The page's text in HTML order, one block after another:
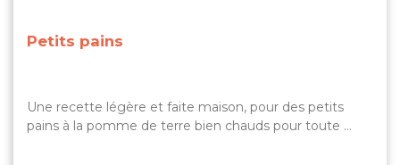
Petits pains
Une recette légère et faite maison, pour des petits
pains à la pomme de terre bien chauds pour toute …